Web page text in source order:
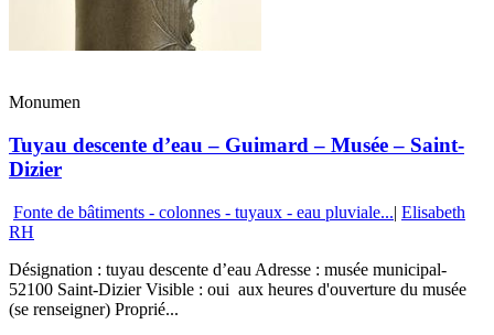
Monumen
Tuyau descente d’eau – Guimard – Musée – Saint-
Dizier
Fonte de bâtiments - colonnes - tuyaux - eau pluviale...| Elisabeth
RH
Désignation : tuyau descente d’eau Adresse : musée municipal-
52100 Saint-Dizier Visible : oui aux heures d'ouverture du musée
(se renseigner) Proprié...